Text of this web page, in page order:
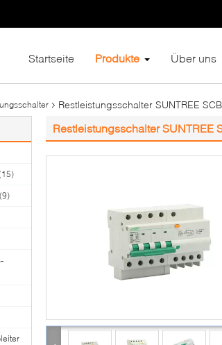
Startseite Produkte Über uns
Restleistungsschalter SUNTREE
(9)
Restleistungsschalter SUNTREE